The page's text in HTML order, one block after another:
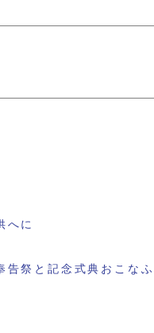
に
祭と記念式典おこなふ